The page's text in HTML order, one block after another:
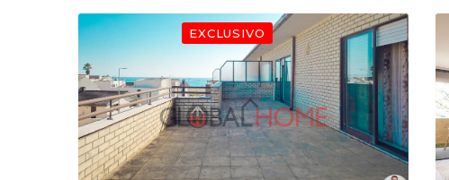
DESTAQUE EXCLUSIVO